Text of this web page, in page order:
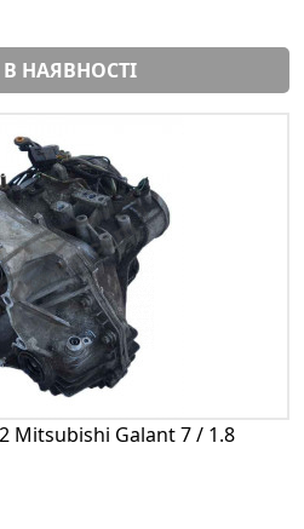
НАЯВНОСТІ
Mitsubishi Galant 7 / 1.8